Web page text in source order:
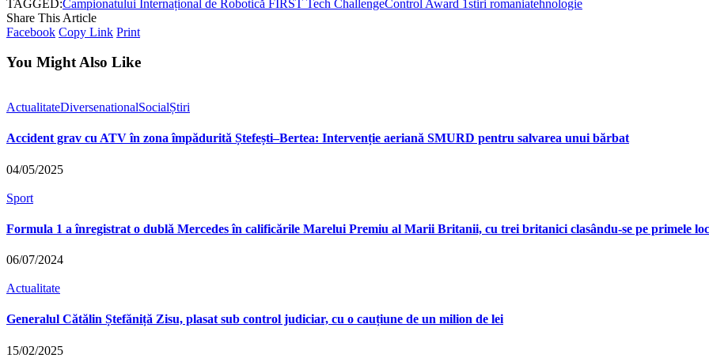
TAGGED:Campionatului Internațional de Robotică FIRST Tech ChallengeControl Award 1 stiri romaniatehnologie
Share This Article
Facebook Copy Link Print
You Might Also Like
ActualitateDiversenationalSocialȘtiri
Accident grav cu ATV în zona împădurită Ștefești–Bertea: Intervenție aeriană SMURD pentru salvarea unui bărbat
04/05/2025
Sport
Formula 1 a înregistrat o dublă Mercedes în calificările Marelui Premiu al Marii Britanii, cu trei britanici clasându-se pe primele
06/07/2024
Actualitate
Generalul Cătălin Ștefăniță Zisu, plasat sub control judiciar, cu o cauțiune de un milion de lei
15/02/2025